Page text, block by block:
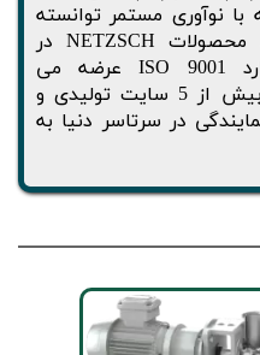
نوآوری مستمر توانسته
است به این مهم دست یابد. محصولات NETZSCH در
بالاترین کیفیت و با استاندارد ISO 9001 عرضه می
گردد. NETZSCH هم اکنون با بیش از 5 سایت تولیدی و
نیروی متخصص و با 200 نمایندگی در سرتاسر دنیا به